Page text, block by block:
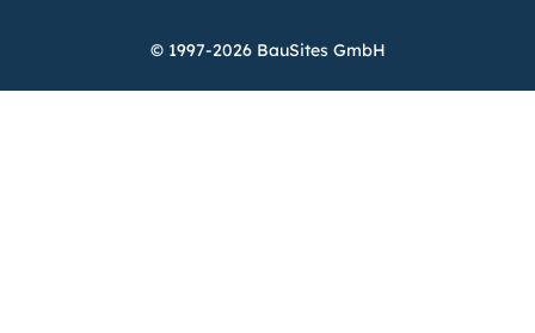
© 1997-2026 BauSites GmbH